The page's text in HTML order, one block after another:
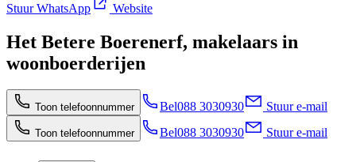
Stuur WhatsApp
Website
Het Betere Boerenerf, makelaars in
woonboerderijen
Toon telefoonnummer Bel088 3030930 Stuur e-mail
Toon telefoonnummer Bel088 3030930 Stuur e-mail